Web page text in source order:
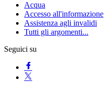
Acqua
Accesso all'informazione
Assistenza agli invalidi
Tutti gli argomenti...
Seguici su